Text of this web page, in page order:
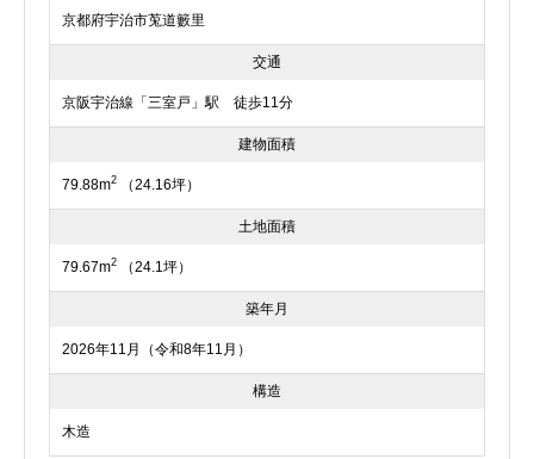
京都府宇治市莵道籔里
交通
京阪宇治線「三室戸」駅 徒歩11分
建物面積
79.88m2 （24.16坪）
土地面積
79.67m2 （24.1坪）
築年月
2026年11月（令和8年11月）
構造
木造